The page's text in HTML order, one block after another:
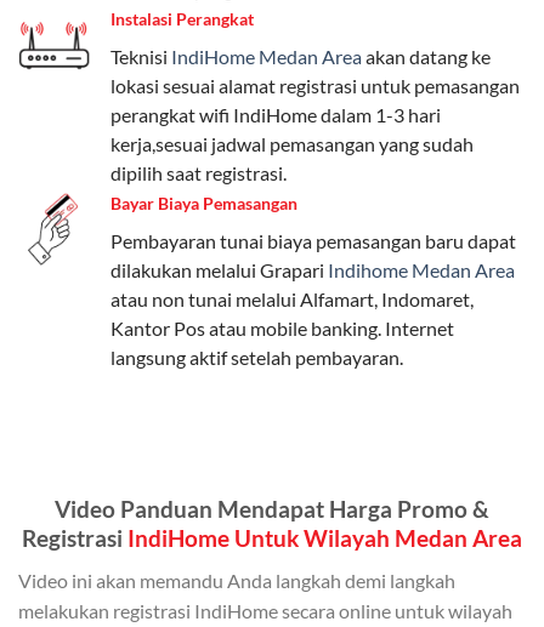
Paket Easy cocok untuk kebutuhan dasar, Paket
Complete untuk yang menginginkan fitur lengkap,
dan Paket Dynamic IP untuk pengguna yang
memprioritaskan kecepatan internet tinggi.
Paket Telkomsel One dengan Kuota Keluarga
Salah satu fitur unggulan Telkomsel One adalah Paket
Kuota Keluarga. Dengan kuota hingga 30 GB, Anda
bisa membagikan internet kepada anggota keluarga
atau teman tanpa perlu khawatir kehabisan kuota.
Berikut adalah detailnya:
Bisa Dibagi Hingga 5 Anggota
Admin dapat mendaftarkan hingga 5 anggota
keluarga atau teman untuk menggunakan kuota ini.
Instalasi Perangkat
Teknisi IndiHome Medan Areaakan datang ke
lokasi sesuai alamat registrasi untuk pemasangan
perangkat wifi IndiHome dalam 1-3 hari
kerja,sesuai jadwal pemasangan yang sudah
dipilih saat registrasi.
Bayar Biaya Pemasangan
Pembayaran tunai biaya pemasangan baru dapat
dilakukan melalui Grapari Indihome Medan Area
atau non tunai melalui Alfamart, Indomaret,
Kantor Pos atau mobile banking. Internet
langsung aktif setelah pembayaran.
Video Panduan Mendapat Harga Promo &
Registrasi IndiHome Untuk Wilayah Medan Area
Video ini akan memandu Anda langkah demi langkah
melakukan registrasi IndiHome secara online untuk wilayah